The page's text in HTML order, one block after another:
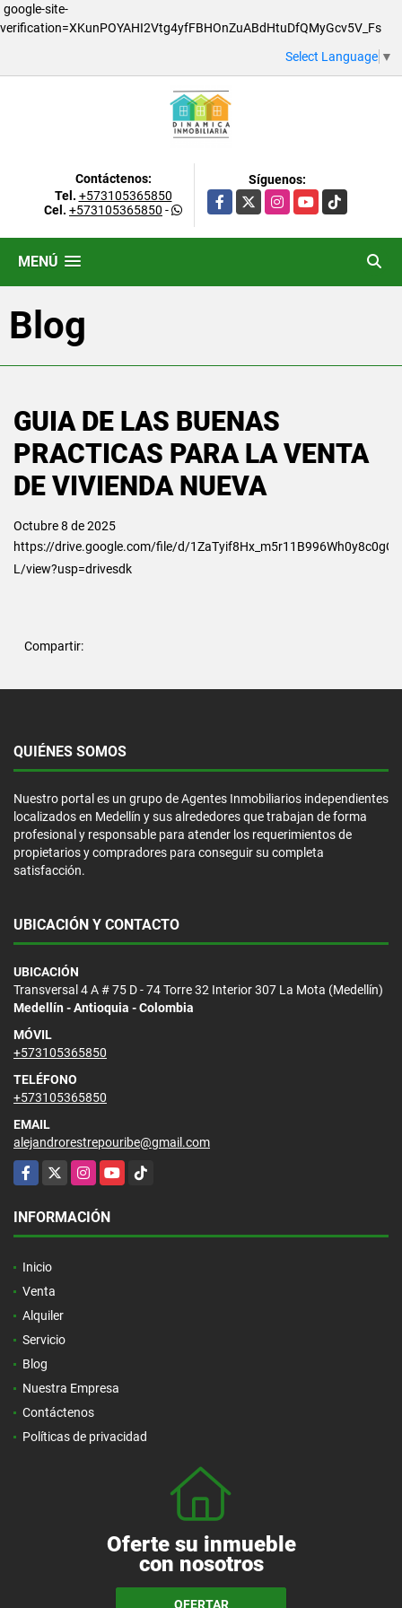
google-site-
verification=XKunPOYAHI2Vtg4yfFBHOnZuABdHtuDfQMyGcv5V_Fs
Select Language ▼
Contáctenos:
Tel. +573105365850
Cel. +573105365850 -
Síguenos:
Facebook
X InstagramYouTubeTikTok
MENÚ
Blog
GUIA DE LAS BUENAS
PRACTICAS PARA LA VENTA
DE VIVIENDA NUEVA
Octubre 8 de 2025
https://drive.google.com/file/d/
L/view?usp=drivesdk
Compartir:
QUIÉNES SOMOS
Nuestro portal es un grupo de Agentes Inmobiliarios independientes
localizados en Medellín y sus alrededores que trabajan de forma
profesional y responsable para atender los requerimientos de
propietarios y compradores para conseguir su completa
satisfacción.
UBICACIÓN Y CONTACTO
UBICACIÓN
Transversal 4 A # 75 D - 74 Torre 32 Interior 307 La Mota (Medellín)
Medellín - Antioquia - Colombia
MÓVIL
+573105365850
TELÉFONO
+573105365850
EMAIL
alejandrorestrepouribe@gmail.com
Facebook
X InstagramYouTubeTikTok
INFORMACIÓN
Inicio
Venta
Alquiler
Servicio
Blog
Nuestra Empresa
Contáctenos
Políticas de privacidad
Oferte su inmueble
con nosotros
OFERTAR